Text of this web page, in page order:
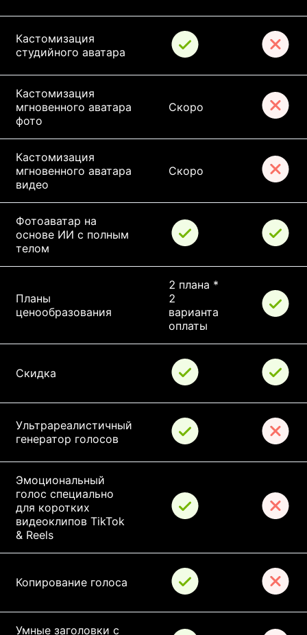
Кастомизация
студийного аватара
Кастомизация
мгновенного аватара
фото
Скоро
Кастомизация
мгновенного аватара
видео
Скоро
Фотоаватар на
основе ИИ с полным
телом
Планы
ценообразования
2 плана *
2
варианта
оплаты
Скидка
Ультрареалистичный
генератор голосов
Эмоциональный
голос специально
для коротких
видеоклипов TikTok
& Reels
Копирование голоса
Умные заголовки с